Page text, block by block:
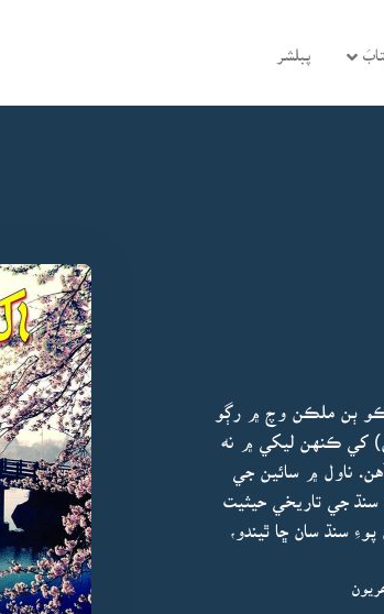
پبلشر
ٻن ملڪن وچ ۾ رڳو
کي ڪنهن ليکي ۾ نه
ناول ۾ سائين جي
سنڌ جي تاريخي حيثيت
سنڌ سان ڇا ٿيندو،